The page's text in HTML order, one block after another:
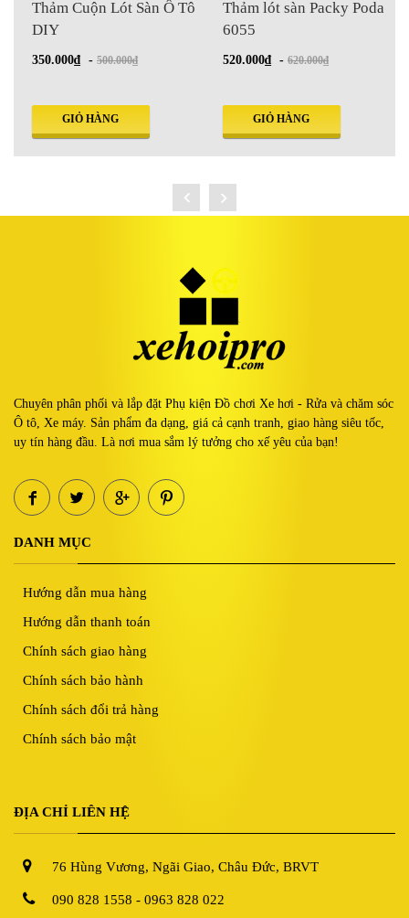
Thảm Cuộn Lót Sàn Ô Tô
DIY
350.000₫ - 500.000₫
GIỎ HÀNG
Thảm lót sàn Packy Poda
6055
520.000₫ - 620.000₫
GIỎ HÀNG
Chuyên phân phối và lắp đặt Phụ kiện Đồ chơi Xe hơi - Rửa và chăm sóc
Ô tô, Xe máy. Sản phẩm đa dạng, giá cả cạnh tranh, giao hàng siêu tốc,
uy tín hàng đầu. Là nơi mua sắm lý tưởng cho xế yêu của bạn!
DANH MỤC
Hướng dẫn mua hàng
Hướng dẫn thanh toán
Chính sách giao hàng
Chính sách bảo hành
Chính sách đổi trả hàng
Chính sách bảo mật
ĐỊA CHỈ LIÊN HỆ
76 Hùng Vương, Ngãi Giao, Châu Đức, BRVT
090 828 1558 - 0963 828 022